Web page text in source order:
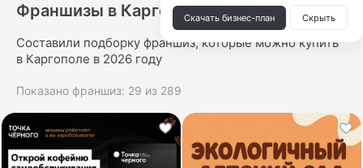
Франшизы в Каргополе
Составили подборку франшиз, которые можно купить
в Каргополе в 2026 году
Показано франшиз: 29 из 289
Скачать бизнес-план Скрыть